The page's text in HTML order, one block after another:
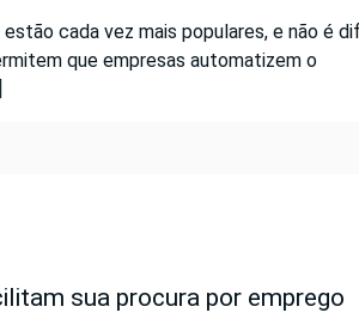
cada vez mais populares, e não é
que empresas automatizem o
sua procura por emprego